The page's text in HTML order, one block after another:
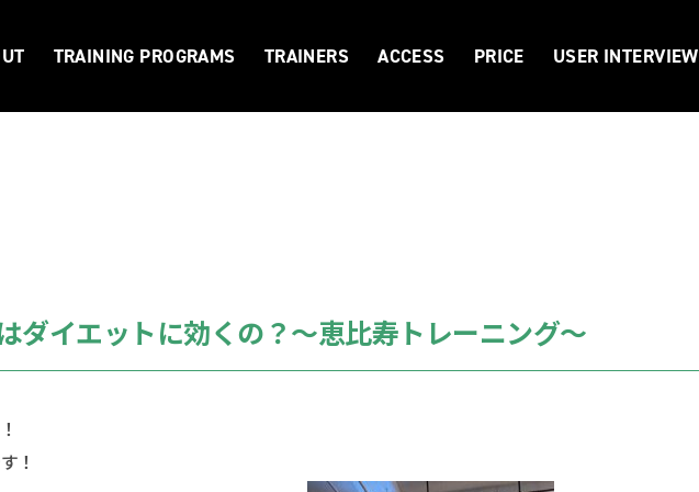
TRAINING PROGRAMS TRAINERS ACCESS PRICE USER INTERVIEW
ダイエットに効くの？〜恵比寿トレーニング〜
！